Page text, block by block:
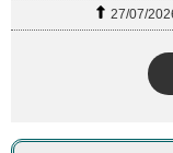
27/07/